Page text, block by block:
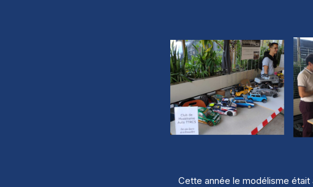
Cette année le modélisme était